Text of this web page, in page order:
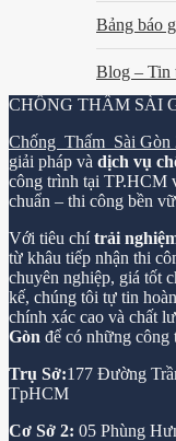
Bảng báo
Blog – Tin
CHỐNG THẤM SÀI
Chống Thấm Sài Gòn
giải pháp và dịch vụ
công trình tại TP.HCM
chuẩn – thi công bền
Với tiêu chítrải
từ khâu tiếp nhận thi
chuyên nghiệp, giá tốt
kế, chúng tôi tự tin
chính xác cao và chất
Gòn để có những công
Trụ Sở:177 Đường
TpHCM
Cơ Sở 2: 05 Phùng